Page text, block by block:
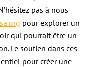
pas à nous
pour explorer un
qui pourrait être un
Le soutien dans ces
pour créer une